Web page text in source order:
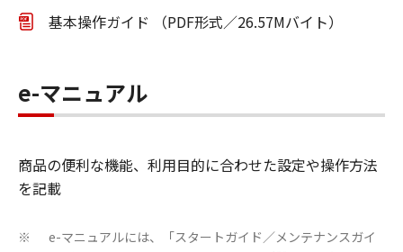
基本操作ガイド （PDF形式／26.57Mバイト）
e-マニュアル
商品の便利な機能、利用目的に合わせた設定や操作方法
を記載
※
e-マニュアルには、「スタートガイド／メンテナンスガイ